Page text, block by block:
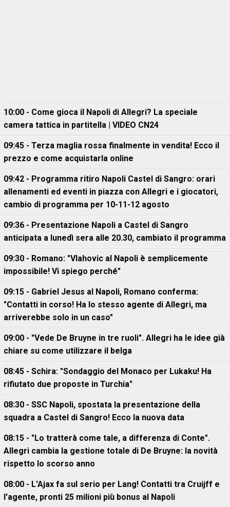
10:00 - Come gioca il Napoli di Allegri? La speciale
camera tattica in partitella | VIDEO CN24
09:45 - Terza maglia rossa finalmente in vendita! Ecco il
prezzo e come acquistarla online
09:42 - Programma ritiro Napoli Castel di Sangro: orari
allenamenti ed eventi in piazza con Allegri e i giocatori,
cambio di programma per 10-11-12 agosto
09:36 - Presentazione Napoli a Castel di Sangro
anticipata a lunedì sera alle 20.30, cambiato il programma
09:30 - Romano: "Vlahovic al Napoli è semplicemente
impossibile! Vi spiego perché"
09:15 - Gabriel Jesus al Napoli, Romano conferma:
"Contatti in corso! Ha lo stesso agente di Allegri, ma
arriverebbe solo in un caso"
09:00 - "Vede De Bruyne in tre ruoli". Allegri ha le idee già
chiare su come utilizzare il belga
08:45 - Schira: "Sondaggio del Monaco per Lukaku! Ha
rifiutato due proposte in Turchia"
08:30 - SSC Napoli, spostata la presentazione della
squadra a Castel di Sangro! Ecco la nuova data
08:15 - "Lo tratterà come tale, a differenza di Conte".
Allegri cambia la gestione totale di De Bruyne: la novità
rispetto lo scorso anno
08:00 - L'Ajax fa sul serio per Lang! Contatti tra Cruijff e
l'agente, pronti 25 milioni più bonus al Napoli